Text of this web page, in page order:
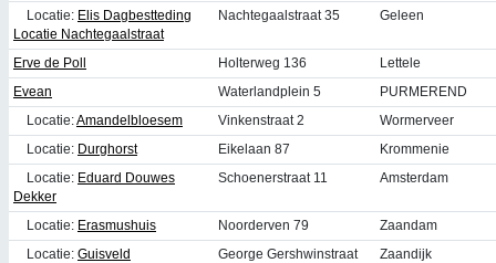
Locatie: Elis Dagbestteding
Locatie Nachtegaalstraat
Nachtegaalstraat 35 Geleen
Erve de Poll Holterweg 136
Lettele
Evean
Waterlandplein 5
PURMEREND
Locatie:Amandelbloesem Vinkenstraat 2
Wormerveer
Locatie: Durghorst Eikelaan 87
Krommenie
Locatie: Eduard Douwes
Dekker
Schoenerstraat 11 Amsterdam
Locatie: Erasmushuis Noorderven 79
Zaandam
Locatie: Guisveld
George Gershwinstraat
Zaandijk